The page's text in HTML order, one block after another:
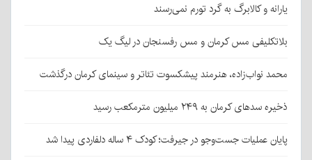
یارانه و کالابرگ به گرد تورم نمی‌رسند
بلاتکلیفی مس کرمان و مس رفسنجان در لیگ یک
محمد نواب‌زاده، هنرمند پیشکسوت تئاتر و سینمای کرمان درگذشت
ذخیره سدهای کرمان به ۲۴۹ میلیون مترمکعب رسید
پایان عملیات جست‌وجو در جیرفت؛ کودک ۴ ساله دلفاردی پیدا شد